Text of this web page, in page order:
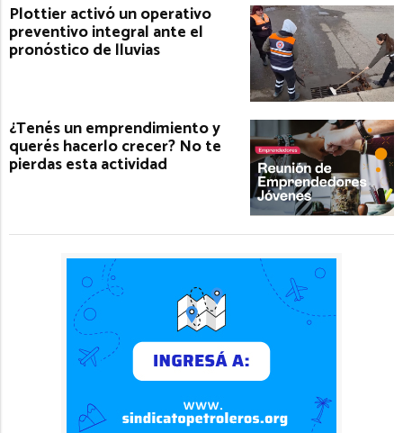
Plottier activó un operativo
preventivo integral ante el
pronóstico de lluvias
¿Tenés un emprendimiento y
querés hacerlo crecer? No te
pierdas esta actividad